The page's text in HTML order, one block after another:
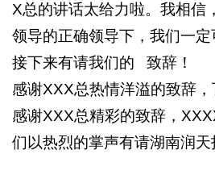
X总的讲话太给力啦。我相信
领导的正确领导下，我们一定
接下来有请我们的
致辞！
感谢XXX总热情洋溢的致辞
感谢XXX总精彩的致辞，
们以热烈的掌声有请湖南润